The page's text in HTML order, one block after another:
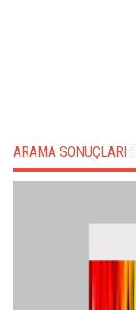
ARAMA SONUÇLARI :